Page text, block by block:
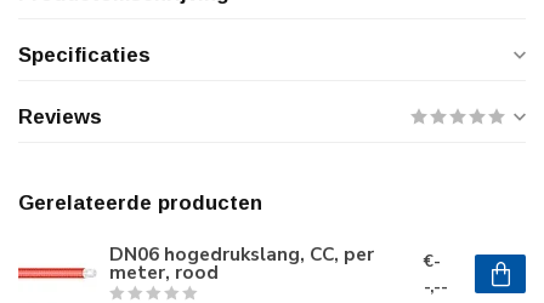
Specificaties
Reviews
Gerelateerde producten
DN06 hogedrukslang, CC, per
meter, rood
€-
-,--